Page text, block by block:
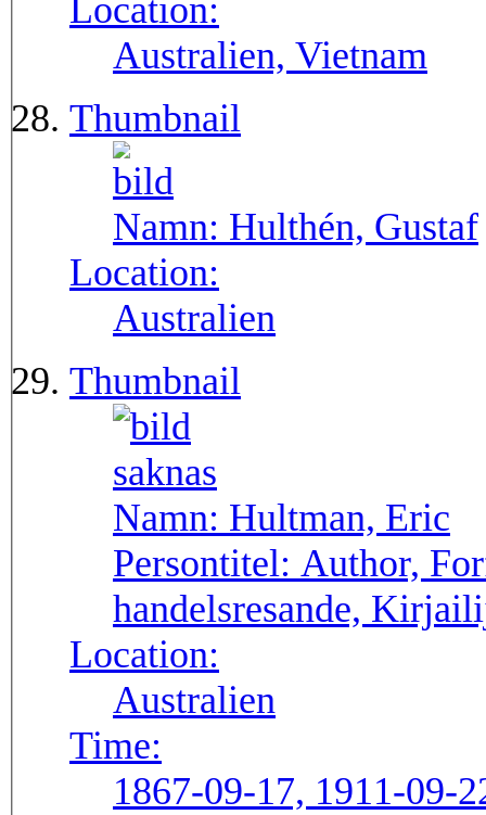
Location:
Australien, Vietnam
Thumbnail
Namn: Hulthén, Gustaf
Location:
Australien
Thumbnail
Namn: Hultman, Eric
Persontitel: Author,
handelsresande,
Location:
Australien
Time:
1867-09-17, 1911-09-